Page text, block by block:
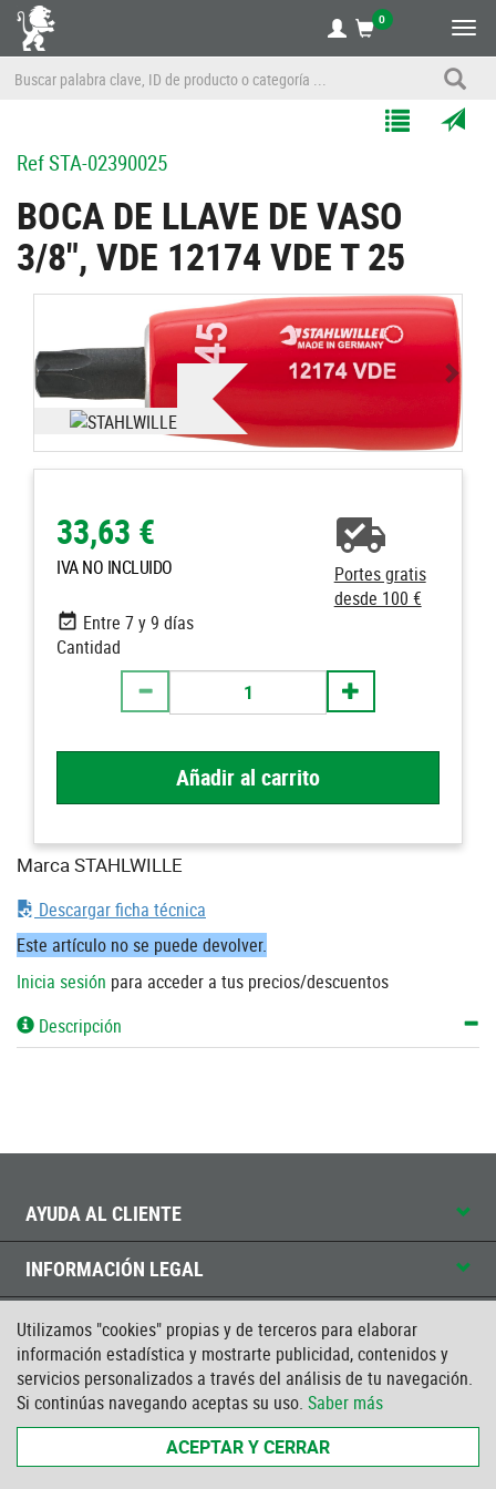
Utilizamos "cookies" propias y de terceros para elaborar
información estadística y mostrarte publicidad, contenidos y
servicios personalizados a través del análisis de tu navegación.
Si continúas navegando aceptas su uso. Saber más
ACEPTAR Y CERRAR
0
Listas
RefSTA-02390025
BOCA DE LLAVE DE VASO
3/8", VDE 12174 VDE T 25
33,63 €
IVA NO INCLUIDO
Portes gratis
desde 100 €
Entre 7 y 9 días
Cantidad
Añadir al carrito
Marca STAHLWILLE
Descargar ficha técnica
Este artículo no se puede devolver.
Inicia sesión para acceder a tus precios/descuentos
Descripción
AYUDA AL CLIENTE
INFORMACIÓN LEGAL
CONTACTO
CERTIFICADO ISO